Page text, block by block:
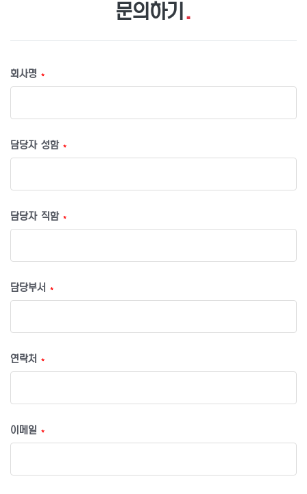
문의하기 .
회사명 *
담당자 성함 *
담당자 직함 *
담당부서 *
연락처 *
이메일 *